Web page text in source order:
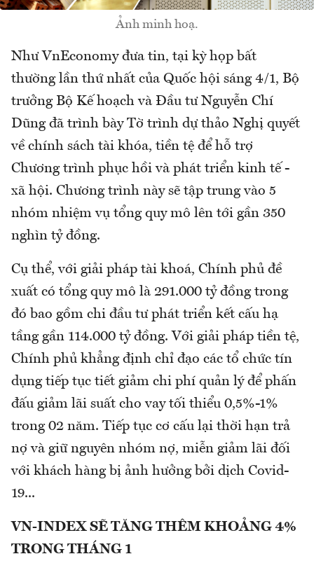
Ảnh minh hoạ.
Như VnEconomy đưa tin, tại kỳ họp bất
thường lần thứ nhất của Quốc hội sáng 4/1, Bộ
trưởng Bộ Kế hoạch và Đầu tư Nguyễn Chí
Dũng đã trình bày Tờ trình dự thảo Nghị quyết
về chính sách tài khóa, tiền tệ để hỗ trợ
Chương trình phục hồi và phát triển kinh tế -
xã hội. Chương trình này sẽ tập trung vào 5
nhóm nhiệm vụ tổng quy mô lên tới gần 350
nghìn tỷ đồng.
Cụ thể, với giải pháp tài khoá, Chính phủ đề
xuất có tổng quy mô là 291.000 tỷ đồng trong
đó bao gồm chi đầu tư phát triển kết cấu hạ
tầng gần 114.000 tỷ đồng. Với giải pháp tiền tệ,
Chính phủ khẳng định chỉ đạo các tổ chức tín
dụng tiếp tục tiết giảm chi phí quản lý để phấn
đấu giảm lãi suất cho vay tối thiểu 0,5%-1%
trong 02 năm. Tiếp tục cơ cấu lại thời hạn trả
nợ và giữ nguyên nhóm nợ, miễn giảm lãi đối
với khách hàng bị ảnh hưởng bởi dịch Covid-
19...
VN-INDEX SẼ TĂNG THÊM KHOẢNG 4%
TRONG THÁNG 1